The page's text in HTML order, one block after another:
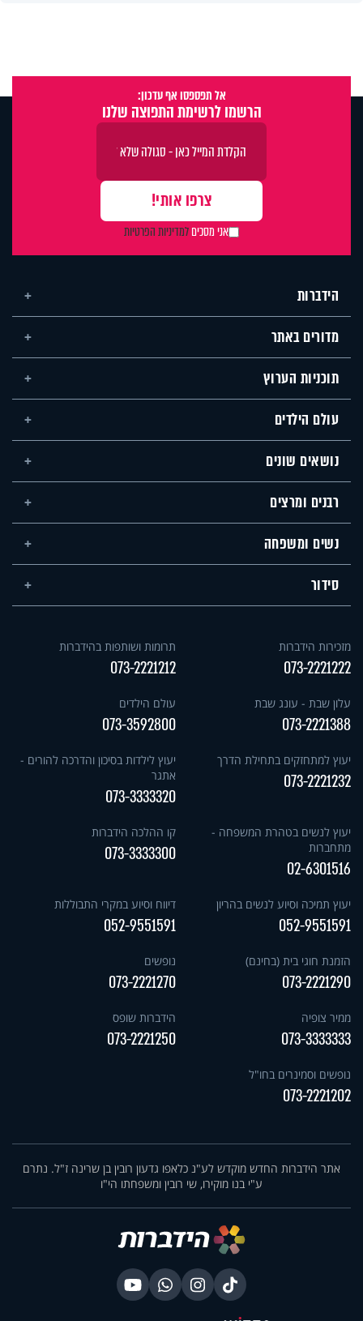
אל תפספסו אף עדכון:
הרשמו לרשימת התפוצה שלנו
אני מסכיםלמדיניות הפרטיות
הידברות
מדורים באתר
תוכניות הערוץ
עולם הילדים
נושאים שונים
רבנים ומרצים
נשים ומשפחה
סידור
מזכירות הידברות
073-2221222
תרומות ושותפות בהידברות
073-2221212
עלון שבת - עונג שבת
073-2221388
עולם הילדים
073-3592800
יעוץ למתחזקים בתחילת הדרך
073-2221232
יעוץ לילדות בסיכון והדרכה להורים -
אתגר
073-3333320
יעוץ לנשים בטהרת המשפחה -
מתחברות
02-6301516
קו ההלכה הידברות
073-3333300
יעוץ תמיכה וסיוע לנשים בהריון
052-9551591
דיווח וסיוע במקרי התבוללות
052-9551591
הזמנת חוגי בית (בחינם)
073-2221290
נופשים
073-2221270
ממיר צופיה
073-3333333
הידברות שופס
073-2221250
נופשים וסמינרים בחו"ל
073-2221202
אתר הידברות החדש מוקדש לע"נ כלאפו גדעון רובין בן שרינה ז"ל. נתרם
ע"י בנו מוקירו, שי רובין ומשפחתו הי"ו